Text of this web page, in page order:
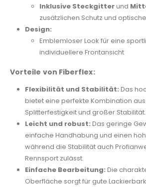
Inklusive Steckgitterund
zusätzlichen Schutz und
Design:
Emblemloser Look für eine
individuellere Frontansicht
Vorteile von Fiberflex:
Flexibilität und Stabilität: Das
bietet eine perfekte Kombination aus
Splitterfestigkeit und großer Stabilität.
Leicht und robust: Das geringe
einfache Handhabung und einen
während die Stabilität auch
Rennsport zulässt.
Einfache Bearbeitung: Die
Oberfläche sorgt für gute